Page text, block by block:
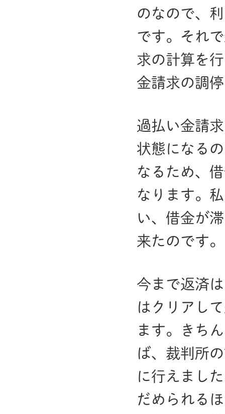
のなので、
です。それ
求の計算を
金請求の調
過払い金請
状態になる
なるため、
なります。
い、借金が
来たのです。
今まで返済
はクリアし
ます。きち
ば、裁判所
に行えまし
だめられる